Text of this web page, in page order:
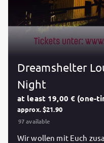
Dreamshelter
Night
at least 19,00 € (one-
approx. $21.90
97 available
Wir wollen mit Euch